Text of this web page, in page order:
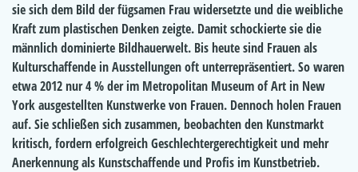
sie sich dem Bild der fügsamen Frau widersetzte und die weibliche
Kraft zum plastischen Denken zeigte. Damit schockierte sie die
männlich dominierte Bildhauerwelt. Bis heute sind Frauen als
Kulturschaffende in Ausstellungen oft unterrepräsentiert. So waren
etwa 2012 nur 4 % der im Metropolitan Museum of Art in New
York ausgestellten Kunstwerke von Frauen. Dennoch holen Frauen
auf. Sie schließen sich zusammen, beobachten den Kunstmarkt
kritisch, fordern erfolgreich Geschlechtergerechtigkeit und mehr
Anerkennung als Kunstschaffende und Profis im Kunstbetrieb.